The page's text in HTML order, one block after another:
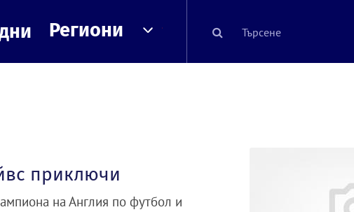
Региони
приключи
на Англия по футбол и